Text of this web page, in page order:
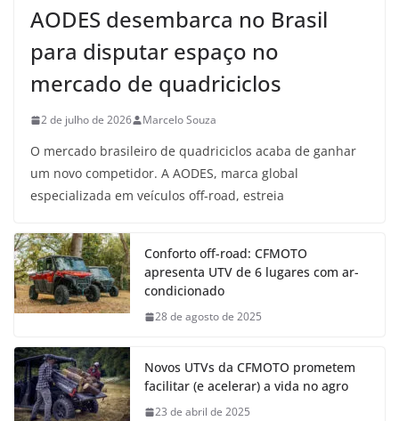
AODES desembarca no Brasil
para disputar espaço no
mercado de quadriciclos
2 de julho de 2026 Marcelo Souza
O mercado brasileiro de quadriciclos acaba de ganhar
um novo competidor. A AODES, marca global
especializada em veículos off-road, estreia
Conforto off-road: CFMOTO
apresenta UTV de 6 lugares com ar-
condicionado
28 de agosto de 2025
Novos UTVs da CFMOTO prometem
facilitar (e acelerar) a vida no agro
23 de abril de 2025